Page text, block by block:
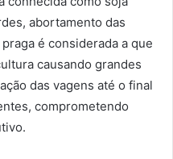
abortamento das
é considerada a que
causando grandes
das vagens até o final
comprometendo